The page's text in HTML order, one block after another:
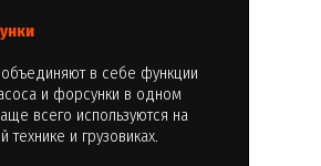
объединяют в себе функции
и форсунки в одном
всего используются на
и грузовиках.